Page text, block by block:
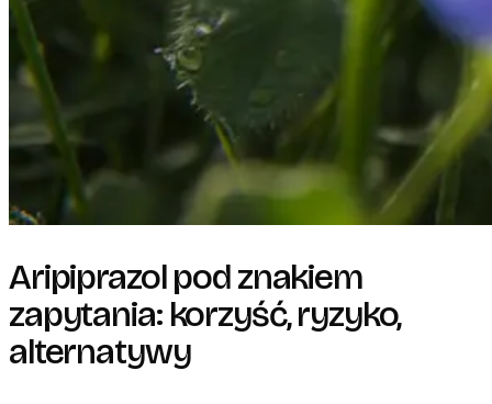
Aripiprazol pod znakiem
zapytania: korzyść, ryzyko,
alternatywy